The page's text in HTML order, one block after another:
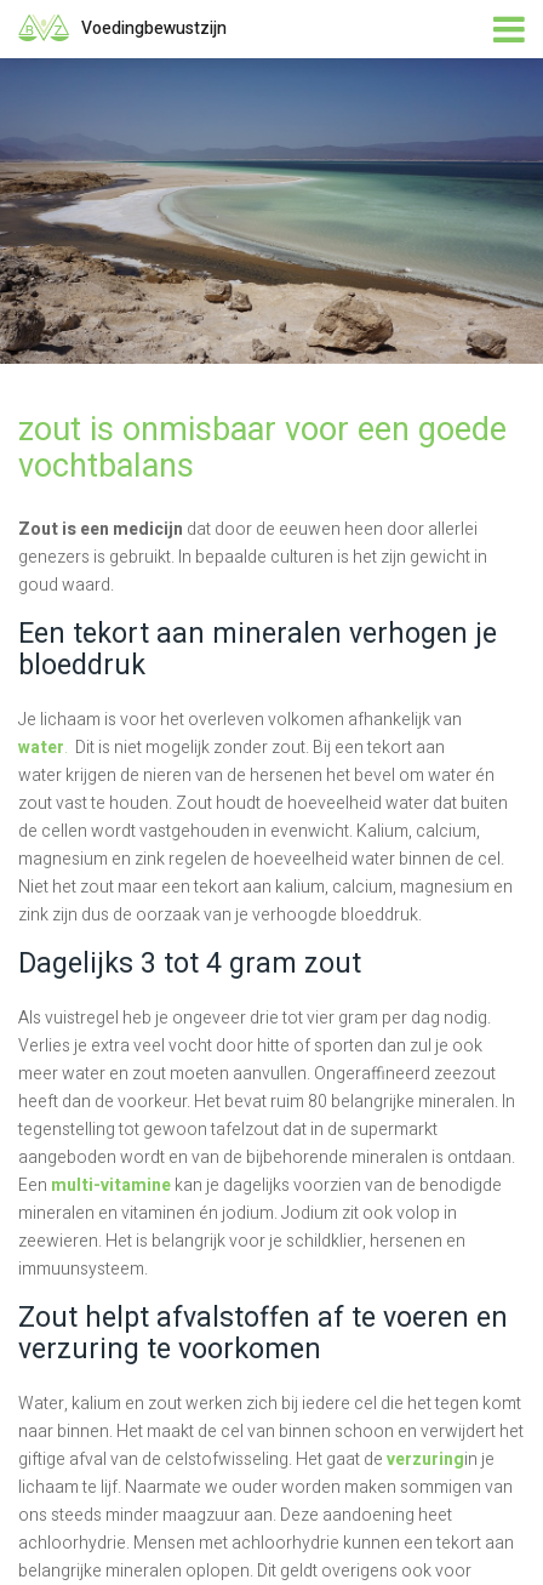
Voedingbewustzijn
zout is onmisbaar voor een goede
vochtbalans
Zout is een medicijn dat door de eeuwen heen door allerlei
genezers is gebruikt. In bepaalde culturen is het zijn gewicht in
goud waard.
Een tekort aan mineralen verhogen je
bloeddruk
Je lichaam is voor het overleven volkomen afhankelijk van
water. Dit is niet mogelijk zonder zout. Bij een tekort aan
water krijgen de nieren van de hersenen het bevel om water én
zout vast te houden. Zout houdt de hoeveelheid water dat buiten
de cellen wordt vastgehouden in evenwicht. Kalium, calcium,
magnesium en zink regelen de hoeveelheid water binnen de cel.
Niet het zout maar een tekort aan kalium, calcium, magnesium en
zink zijn dus de oorzaak van je verhoogde bloeddruk.
Dagelijks 3 tot 4 gram zout
Als vuistregel heb je ongeveer drie tot vier gram per dag nodig.
Verlies je extra veel vocht door hitte of sporten dan zul je ook
meer water en zout moeten aanvullen. Ongeraffineerd zeezout
heeft dan de voorkeur. Het bevat ruim 80 belangrijke mineralen. In
tegenstelling tot gewoon tafelzout dat in de supermarkt
aangeboden wordt en van de bijbehorende mineralen is ontdaan.
Een multi-vitaminekan je dagelijks voorzien van de benodigde
mineralen en vitaminen én jodium. Jodium zit ook volop in
zeewieren. Het is belangrijk voor je schildklier, hersenen en
immuunsysteem.
Zout helpt afvalstoffen af te voeren en
verzuring te voorkomen
Water, kalium en zout werken zich bij iedere cel die het tegen komt
naar binnen. Het maakt de cel van binnen schoon en verwijdert het
giftige afval van de celstofwisseling. Het gaat deverzuringin je
lichaam te lijf. Naarmate we ouder worden maken sommigen van
ons steeds minder maagzuur aan. Deze aandoening heet
achloorhydrie. Mensen met achloorhydrie kunnen een tekort aan
belangrijke mineralen oplopen. Dit geldt overigens ook voor